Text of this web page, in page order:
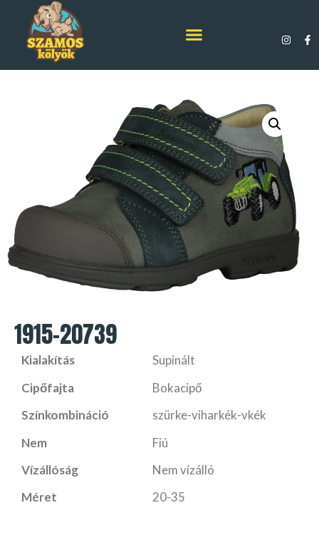
1915-20739
Kialakítás
Supinált
Cipőfajta
Bokacipő
Színkombináció
szürke-viharkék-vkék
Nem
Fiú
Vízállóság
Nem vízálló
Méret
20-35